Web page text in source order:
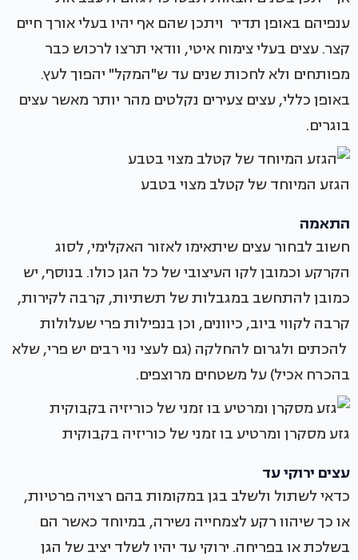
ענפיהם באופן תדיר ויתכן שהם אף יהיו בעלי אורך חיים
קצר. עצים בעלי צימוח איטי, וודאי תרצו לרכוש כבר
מפותחים ולא לחכות שנים עד ש"המקל" יהפוך לעץ.
באופן כללי, עצים צעירים נקלטים מהר יותר מאשר עצים
בוגרים.
הגזע המיוחד של קטלב מצוי בטבע
התאמה
חשוב לבחור עצים שיתאימו לאזור האקלימי, לסוג
הקרקע וכמובן לקו העיצובי של כל הגן כולו. בנוסף, יש
כמובן להתחשב במגבלות של תשתיות, קרבה לקירות,
קרבה לקווי ביוב, כיוונים, וכן בנפילות פרי שעלולות
להכתים ולגרום להחלקה (גם לעצי נוי רבים יש פרי, שלא
בהכרח אכיל) על משטחים מרוצפים.
גזע מסקרן ומרטיע בו זמני של כוריזיה בקבוקית
עצים ירוקי עד
כדאי לשתול ולשלב בגן במקומות בהם רצויה פרטיות,
או כך שיהוו רקע לצמחייה נשירה, במיוחד כאשר הם
בשלכת או בפריחה. ירוקי עד יהיו לשלד יציב של הגן